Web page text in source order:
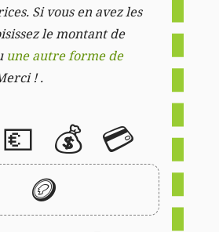
Si vous en avez les
le montant de
une autre forme de
! .
💶 💰 💳
🪙